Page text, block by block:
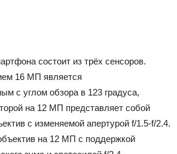
состоит из трёх сенсоров.
16 МП является
с углом обзора в 123 градуса,
на 12 МП представляет собой
с изменяемой апертурой f/1.5-f/2.4.
на 12 МП с поддержкой